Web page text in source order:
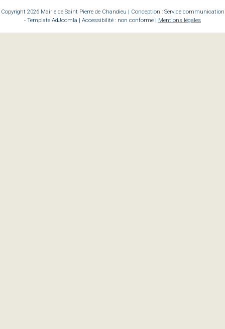
Copyright 2026 Mairie de Saint Pierre de Chandieu | Conception : Service communication
- Template AdJoomla | Accessibilité : non conforme | Mentions légales